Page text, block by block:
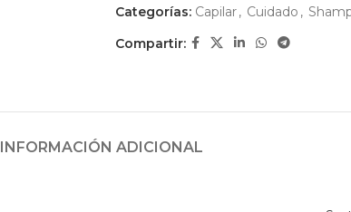
Categorías: Capilar, Cuidado ,
Compartir:
INFORMACIÓN ADICIONAL